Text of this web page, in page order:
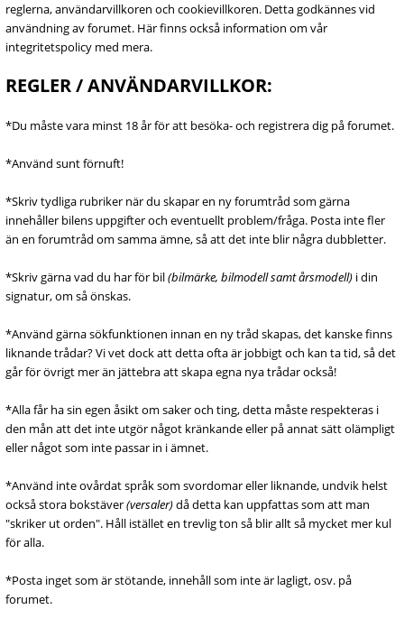
reglerna, användarvillkoren och cookievillkoren. Detta godkännes vid
användning av forumet. Här finns också information om vår
integritetspolicy med mera.
REGLER / ANVÄNDARVILLKOR:
*Du måste vara minst 18 år för att besöka- och registrera dig på forumet.
*Använd sunt förnuft!
*Skriv tydliga rubriker när du skapar en ny forumtråd som gärna
innehåller bilens uppgifter och eventuellt problem/fråga. Posta inte fler
än en forumtråd om samma ämne, så att det inte blir några dubbletter.
*Skriv gärna vad du har för bil(bilmärke, bilmodell samt årsmodell) i din
signatur, om så önskas.
*Använd gärna sökfunktionen innan en ny tråd skapas, det kanske finns
liknande trådar? Vi vet dock att detta ofta är jobbigt och kan ta tid, så det
går för övrigt mer än jättebra att skapa egna nya trådar också!
*Alla får ha sin egen åsikt om saker och ting, detta måste respekteras i
den mån att det inte utgör något kränkande eller på annat sätt olämpligt
eller något som inte passar in i ämnet.
*Använd inte ovårdat språk som svordomar eller liknande, undvik helst
också stora bokstäver(versaler)då detta kan uppfattas som att man
"skriker ut orden". Håll istället en trevlig ton så blir allt så mycket mer kul
för alla.
*Posta inget som är stötande, innehåll som inte är lagligt, osv. på
forumet.